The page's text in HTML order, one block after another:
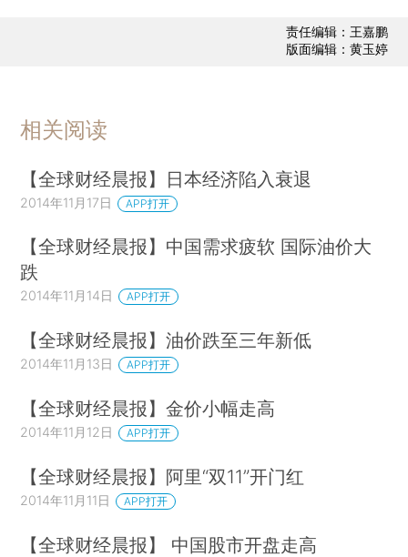
责任编辑：王嘉鹏
版面编辑：黄玉婷
相关阅读
【全球财经晨报】日本经济陷入衰退
2014年11月17日 APP打开
【全球财经晨报】中国需求疲软 国际油价大
跌
2014年11月14日 APP打开
【全球财经晨报】油价跌至三年新低
2014年11月13日 APP打开
【全球财经晨报】金价小幅走高
2014年11月12日 APP打开
【全球财经晨报】阿里“双11”开门红
2014年11月11日 APP打开
【全球财经晨报】 中国股市开盘走高